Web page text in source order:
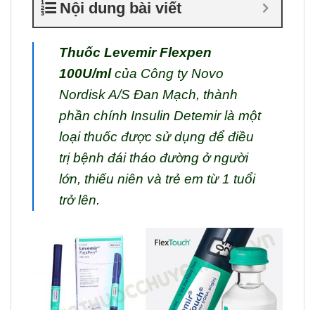
Nội dung bài viết
Thuốc LevemirFlexpen
100U/mlcủa Công ty Novo
Nordisk A/S Đan Mạch, thành
phần chính Insulin Detemir là một
loại thuốc được sử dụng để điều
trị bệnh đái tháo đường ở người
lớn, thiếu niên và trẻ em từ 1 tuổi
trở lên.